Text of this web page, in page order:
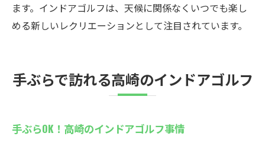
ます。インドアゴルフは、天候に関係なくいつでも楽し
める新しいレクリエーションとして注目されています。
手ぶらで訪れる高崎のインドアゴルフ
手ぶらOK！高崎のインドアゴルフ事情